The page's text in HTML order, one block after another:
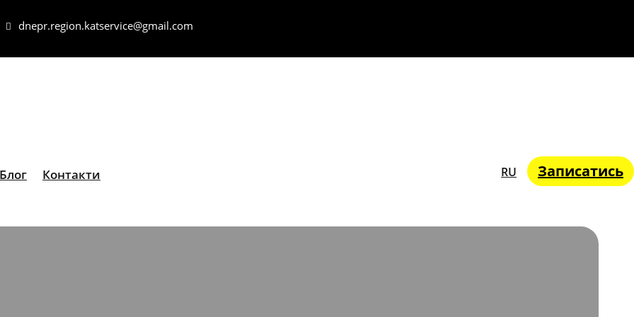
dnepr.region.katservice@gmail.com
Блог Контакти RU Записатись